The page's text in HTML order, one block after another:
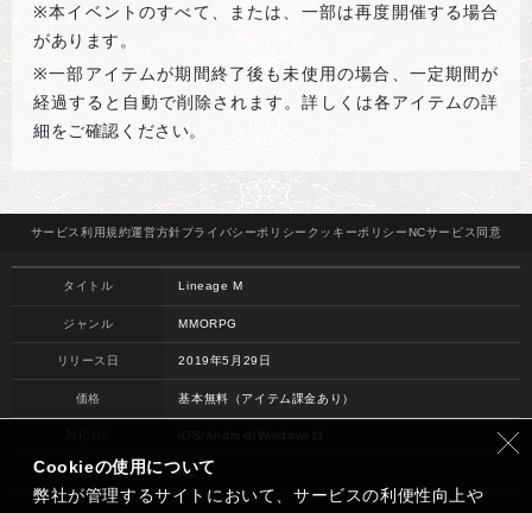
※本イベントのすべて、または、一部は再度開催する場合
があります。
※一部アイテムが期間終了後も未使用の場合、一定期間が
経過すると自動で削除されます。詳しくは各アイテムの詳
細をご確認ください。
サービス 利用規約運営方針プライバシーポリシー クッキーポリシーNCサービス 同意
タイトル Lineage M
ジャンル MMORPG
リリース日 2019年5月29日
価格 基本無料（アイテム課金あり）
開発 NC
Cookieの使用について
弊社が管理するサイトにおいて、サービスの利便性向上や